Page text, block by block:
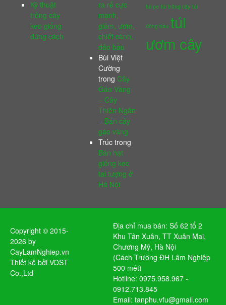
Kỹ thuật
trồng cây
keo giống
đúng cách
ra rễ cực
mạnh,
giâm, ươm,
chiết cành,
đảo bầu
Bùi Việt
Cường
trong Cây
Gáo Vàng
– Cây
Thiên Ngân
– Bán cây
gáo vàng
Trúctrong
Bán hạt
giống keo
tai tượng ở
Hà Nội
túi pe túi trồng cây túi
đóng bầu túi
ươm cây
Copyright © 2015-
2026 by
CayLamNghiep.vn
Thiết kế bởi VOST
Co.,Ltd
Địa chỉ mua bán: Số 62 tổ 2
Khu Tân Xuân, TT Xuân Mai,
Chương Mỹ, Hà Nội
(Cách Trường ĐH Lâm Nghiệp
500 mét)
Hotline: 0975.958.967 -
0912.713.845
Email: tanphu.vfu@gmail.com